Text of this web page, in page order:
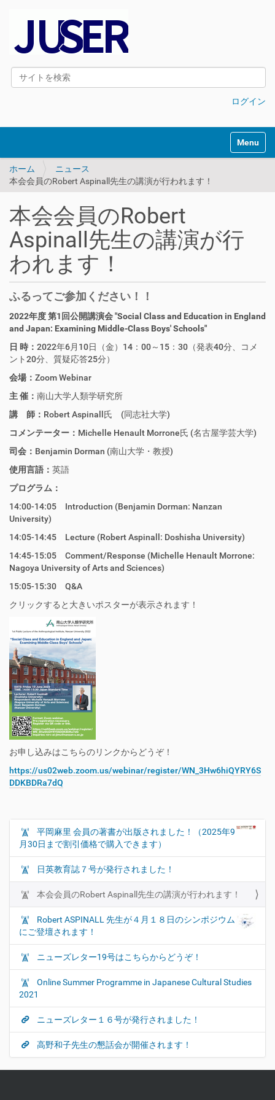
サイトを検索
ログイン
Toggle
ホーム
ニュース
本会会員のRobert Aspinall先生の講演が行われます！
本会会員のRobert
Aspinall先生の講演が行
われます！
ふるってご参加ください！！
2022年度 第1回公開講演会"Social Class and Education in England
and Japan: Examining Middle-Class Boys' Schools"
日 時： 2022年6月10日（金）14：00～15：30（発表40分、コメ
ント20分、質疑応答25分）
会場： Zoom Webinar
主 催： 南山大学人類学研究所
講 師： Robert Aspinall氏 (同志社大学)
コメンテーター： Michelle Henault Morrone氏 (名古屋学芸大学)
司会： Benjamin Dorman (南山大学・教授)
使用言語： 英語
プログラム：
14:00-14:05 Introduction (Benjamin Dorman: Nanzan
University)
14:05-14:45 Lecture (Robert Aspinall: Doshisha University)
14:45-15:05 Comment/Response (Michelle Henault Morrone:
Nagoya University of Arts and Sciences)
15:05-15:30 Q&A
クリックすると大きいポスターが表示されます！
お申し込みはこちらのリンクからどうぞ！
https://us02web.zoom.us/webinar/register/WN_3Hw6hiQYRY6S
DDKBDRa7dQ
ナ
ビ
ゲ
ー
シ
ョ
ン
平岡麻里 会員の著書が出版されました！（2025年9
月30日まで割引価格で購入できます）
日英教育誌７号が発行されました！
本会会員のRobert Aspinall先生の講演が行われます！
Robert ASPINALL 先生が４月１８日のシンポジウム
にご登壇されます！
ニューズレター19号はこちらからどうぞ！
Online Summer Programme in Japanese Cultural Studies
2021
ニューズレター１６号が発行されました！
高野和子先生の懇話会が開催されます！